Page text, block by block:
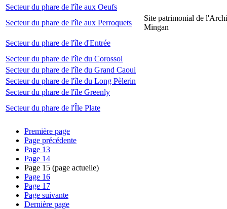
Secteur du phare de l'île aux Oeufs
Secteur du phare de l'île aux Perroquets
Site patrimonial de
Mingan
Secteur du phare de l'île d'Entrée
Secteur du phare de l'île du Corossol
Secteur du phare de l'île du Grand Caoui
Secteur du phare de l'île du Long Pèlerin
Secteur du phare de l'île Greenly
Secteur du phare de l'Île Plate
Première page
Page précédente
Page 13
Page 14
Page 15 (page actuelle)
Page 16
Page 17
Page suivante
Dernière page